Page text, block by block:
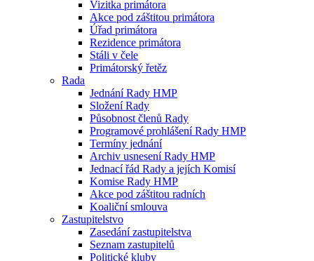
Vizitka primátora
Akce pod záštitou primátora
Úřad primátora
Rezidence primátora
Stáli v čele
Primátorský řetěz
Rada
Jednání Rady HMP
Složení Rady
Působnost členů Rady
Programové prohlášení Rady HMP
Termíny jednání
Archiv usnesení Rady HMP
Jednací řád Rady a jejích Komisí
Komise Rady HMP
Akce pod záštitou radních
Koaliční smlouva
Zastupitelstvo
Zasedání zastupitelstva
Seznam zastupitelů
Politické kluby